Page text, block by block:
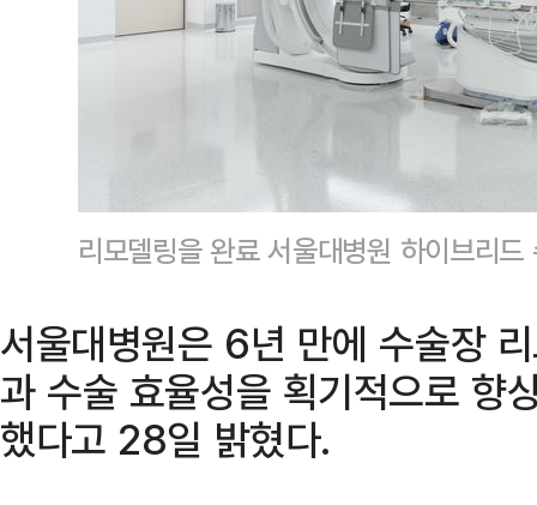
리모델링을 완료 서울대병원 하이브리
서울대병원은 6년 만에 수술장
과 수술 효율성을 획기적으로 향
했다고 28일 밝혔다.